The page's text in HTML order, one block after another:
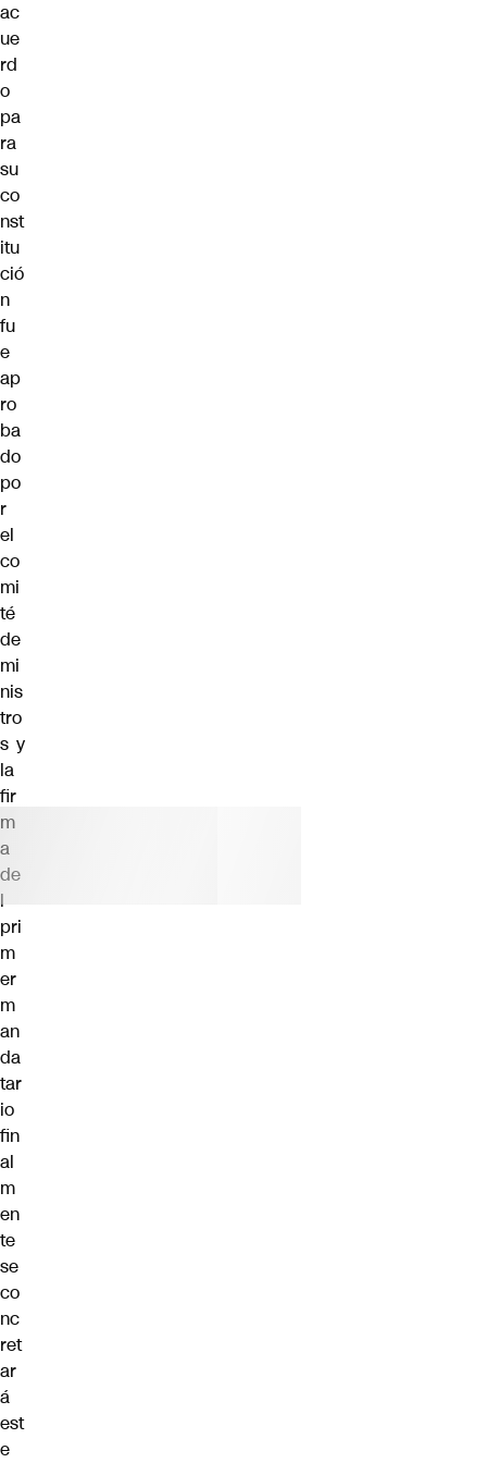
ac
ue
rd
o
pa
ra
su
co
nst
itu
ció
n
fu
e
ap
ro
ba
do
po
r
el
co
mi
té
de
mi
nis
tro
s y
la
fir
m
a
de
l
pri
m
er
m
an
da
tar
io
fin
al
m
en
te
se
co
nc
ret
ar
á
est
e